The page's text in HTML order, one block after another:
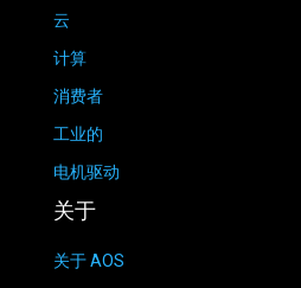
云
计算
消费者
工业的
电机驱动
关于
关于 AOS